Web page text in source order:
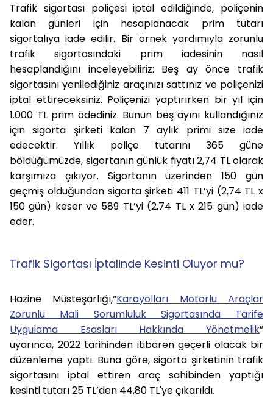
Trafik sigortası poliçesi iptal edildiğinde, poliçenin
kalan günleri için hesaplanacak prim tutarı
sigortalıya iade edilir. Bir örnek yardımıyla zorunlu
trafik sigortasındaki prim iadesinin nasıl
hesaplandığını inceleyebiliriz: Beş ay önce trafik
sigortasını yenilediğiniz araçınızı sattınız ve poliçenizi
iptal ettireceksiniz. Poliçenizi yaptırırken bir yıl için
1.000 TL prim ödediniz. Bunun beş ayını kullandığınız
için sigorta şirketi kalan 7 aylık primi size iade
edecektir. Yıllık poliçe tutarını 365 güne
böldüğümüzde, sigortanın günlük fiyatı 2,74 TL olarak
karşımıza çıkıyor. Sigortanın üzerinden 150 gün
geçmiş olduğundan sigorta şirketi 411 TL’yi (2,74 TL x
150 gün) keser ve 589 TL’yi (2,74 TL x 215 gün) iade
eder.
Trafik Sigortası İptalinde Kesinti Oluyor mu?
Hazine Müsteşarlığı,“Karayolları Motorlu Araçlar
Zorunlu Mali Sorumluluk Sigortasında Tarife
Uygulama Esasları Hakkında Yönetmelik”
uyarınca, 2022 tarihinden itibaren geçerli olacak bir
düzenleme yaptı. Buna göre, sigorta şirketinin trafik
sigortasını iptal ettiren araç sahibinden yaptığı
kesinti tutarı 25 TL’den 44,80 TL'ye çıkarıldı.